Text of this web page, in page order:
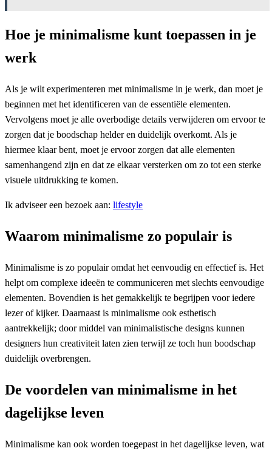
Hoe je minimalisme kunt toepassen in je
werk
Als je wilt experimenteren met minimalisme in je werk, dan moet je
beginnen met het identificeren van de essentiële elementen.
Vervolgens moet je alle overbodige details verwijderen om ervoor te
zorgen dat je boodschap helder en duidelijk overkomt. Als je
hiermee klaar bent, moet je ervoor zorgen dat alle elementen
samenhangend zijn en dat ze elkaar versterken om zo tot een sterke
visuele uitdrukking te komen.
Ik adviseer een bezoek aan: lifestyle
Waarom minimalisme zo populair is
Minimalisme is zo populair omdat het eenvoudig en effectief is. Het
helpt om complexe ideeën te communiceren met slechts eenvoudige
elementen. Bovendien is het gemakkelijk te begrijpen voor iedere
lezer of kijker. Daarnaast is minimalisme ook esthetisch
aantrekkelijk; door middel van minimalistische designs kunnen
designers hun creativiteit laten zien terwijl ze toch hun boodschap
duidelijk overbrengen.
De voordelen van minimalisme in het
dagelijkse leven
Minimalisme kan ook worden toegepast in het dagelijkse leven, wat